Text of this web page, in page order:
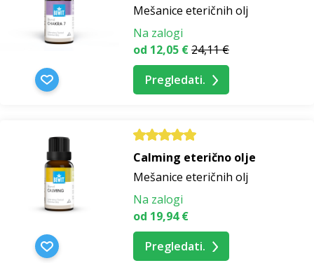
Mešanice eteričnih olj
Na zalogi
od 12,05 €24,11 €
Pregledati.
Calming eterično olje
Mešanice eteričnih olj
Na zalogi
od 19,94 €
Pregledati.